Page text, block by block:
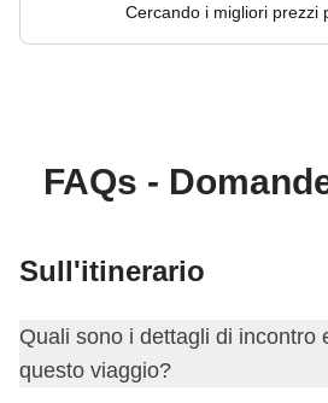
Cercando i migliori prezzi
FAQs -
Sull'itinerario
Quali sono i dettagli di incontro
questo viaggio?